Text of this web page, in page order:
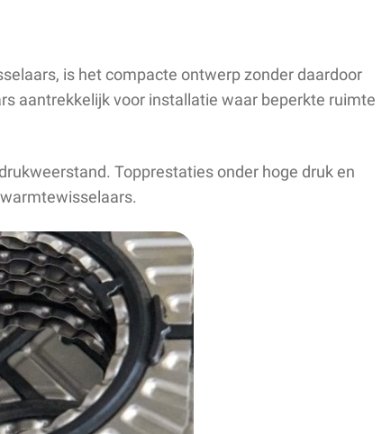
is het compacte ontwerp zonder daardoor
aantrekkelijk voor installatie waar beperkte ruimte
Topprestaties onder hoge druk en